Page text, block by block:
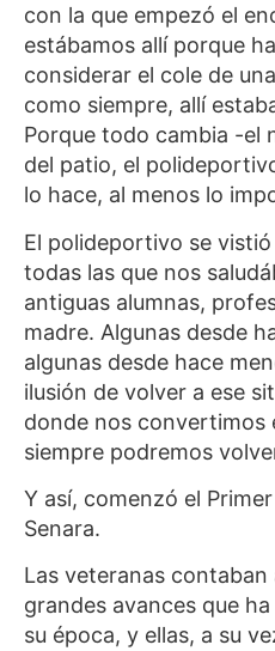
con la que empezó el
estábamos allí porque
considerar el cole de
como siempre, allí
Porque todo cambia -el
del patio, el
lo hace, al menos lo
El polideportivo se
todas las que nos
antiguas alumnas,
madre. Algunas desde
algunas desde hace
ilusión de volver a ese
donde nos convertimos
siempre podremos
Y así, comenzó el
Senara.
Las veteranas contaban
grandes avances que
su época, y ellas, a su